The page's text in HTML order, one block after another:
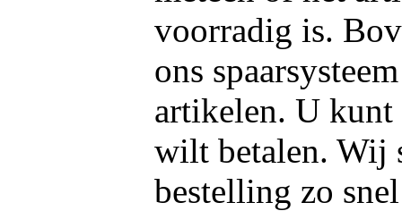
voorradig is.
ons
artikelen. U kunt
wilt betalen. Wij
bestelling zo